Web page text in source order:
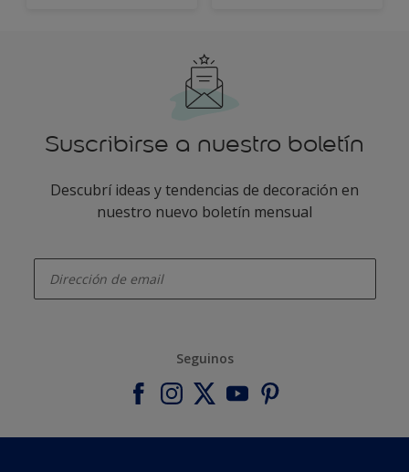
Suscribirse a nuestro boletín
Descubrí ideas y tendencias de decoración en
nuestro nuevo boletín mensual
Seguinos